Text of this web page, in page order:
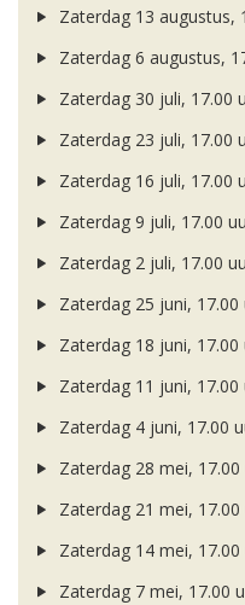
Zaterdag 13 augustus,
Zaterdag 6 augustus,
Zaterdag 30 juli, 17.00
Zaterdag 23 juli, 17.00
Zaterdag 16 juli, 17.00
Zaterdag 9 juli, 17.00
Zaterdag 2 juli, 17.00
Zaterdag 25 juni, 17.00
Zaterdag 18 juni, 17.00
Zaterdag 11 juni, 17.00
Zaterdag 4 juni, 17.00
Zaterdag 28 mei, 17.00
Zaterdag 21 mei, 17.00
Zaterdag 14 mei, 17.00
Zaterdag 7 mei, 17.00